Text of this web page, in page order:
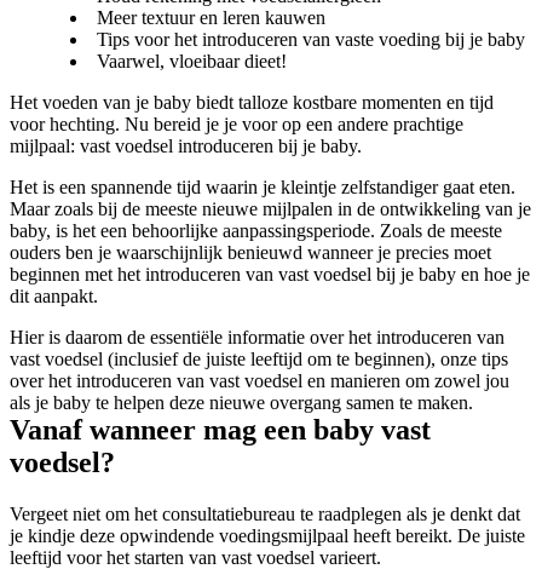
Meer textuur en leren kauwen
Tips voor het introduceren van vaste voeding bij je baby
Vaarwel, vloeibaar dieet!
Het voeden van je baby biedt talloze kostbare momenten en tijd
voor hechting. Nu bereid je je voor op een andere prachtige
mijlpaal: vast voedsel introduceren bij je baby.
Het is een spannende tijd waarin je kleintje zelfstandiger gaat eten.
Maar zoals bij de meeste nieuwe mijlpalen in de ontwikkeling van je
baby, is het een behoorlijke aanpassingsperiode. Zoals de meeste
ouders ben je waarschijnlijk benieuwd wanneer je precies moet
beginnen met het introduceren van vast voedsel bij je baby en hoe je
dit aanpakt.
Hier is daarom de essentiële informatie over het introduceren van
vast voedsel (inclusief de juiste leeftijd om te beginnen), onze tips
over het introduceren van vast voedsel en manieren om zowel jou
als je baby te helpen deze nieuwe overgang samen te maken.
Vanaf wanneer mag een baby vast
voedsel?
Vergeet niet om het consultatiebureau te raadplegen als je denkt dat
je kindje deze opwindende voedingsmijlpaal heeft bereikt. De juiste
leeftijd voor het starten van vast voedsel varieert.